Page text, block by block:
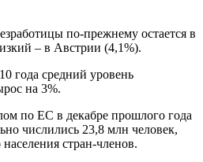
по-прежнему остается в
– в Австрии (4,1%).
года средний уровень
на 3%.
по ЕС в декабре прошлого года
числились 23,8 млн человек,
стран-членов.